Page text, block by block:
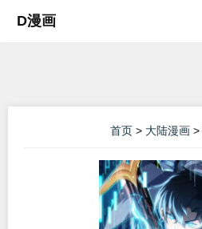
D漫画
首页 > 大陆漫画 >